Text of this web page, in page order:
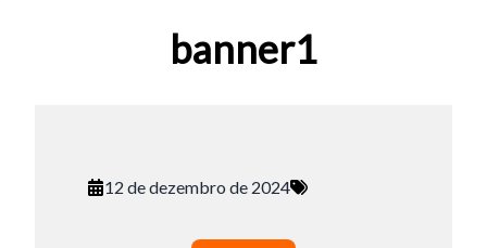
banner1
12 de dezembro de 2024